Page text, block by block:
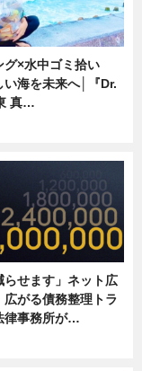
グ×水中ゴミ拾い
い海を未来へ│『Dr.
真…
らせます」ネット広
がる債務整理トラ
律事務所が…